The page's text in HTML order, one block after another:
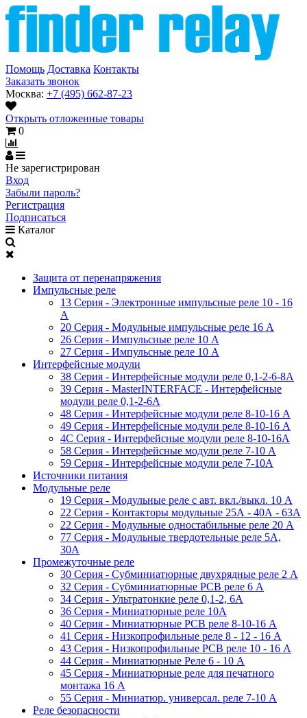
Помощь Доставка Контакты
Заказать звонок
Москва: +7 (495) 662-87-23
Открыть отложенные товары
0
Не зарегистрирован
Вход
Забыли пароль?
Регистрация
Подписаться
Каталог
Защита от перенапряжения
Импульсные реле
13 Серия - Электронные импульсные реле 10 - 16
A
20 Серия - Модульные импульсные реле 16 A
26 Серия - Импульсные реле 10 A
27 Серия - Импульсные реле 10 A
Интерфейсные модули
38 Cерия - Интерфейсные модули реле 0,1-2-6-8А
39 Cерия - MasterINTERFACE - Интерфейсные
модули реле 0,1-2-6А
48 Cерия - Интерфейсные модули реле 8-10-16 A
49 Серия - Интерфейсные модули реле 8-10-16 A
4C Серия - Интерфейсные модули реле 8-10-16А
58 Серия - Интерфейсные модули реле 7-10 A
59 Серия - Интерфейсные модули реле 7-10А
Источники питания
Модульные реле
19 Cерия - Модульные реле с авт. вкл./выкл. 10 A
22 Серия - Контакторы модульные 25А - 40А - 63А
22 Серия - Модульные одностабильные реле 20 A
77 Серия - Модульные твердотельные реле 5А,
30А
Промежуточные реле
30 Серия - Субминиатюрные двухрядные реле 2 A
32 Серия - Субминиатюрные PCB реле 6 A
34 Серия - Ультратонкие реле 0,1-2, 6A
36 Серия - Миниатюрные реле 10А
40 Серия - Миниатюрные PCB реле 8-10-16 A
41 Серия - Низкопрофильные реле 8 - 12 - 16 A
43 Серия - Низкопрофильные PCB реле 10 - 16 A
44 Серия - Миниатюрные Реле 6 - 10 A
45 Серия - Миниатюрные реле для печатного
монтажа 16 A
55 Cерия - Миниатюр. универсал. реле 7-10 A
Реле безопасности